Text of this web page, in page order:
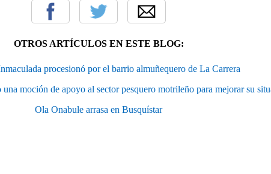
OTROS ARTÍCULOS EN ESTE BLOG:
procesionó por el barrio almuñequero de La Carrera
moción de apoyo al sector pesquero motrileño para mejorar su
Ola Onabule arrasa en Busquístar